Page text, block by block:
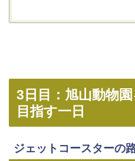
3日目：旭山動物
目指す一日
ジェットコースターの